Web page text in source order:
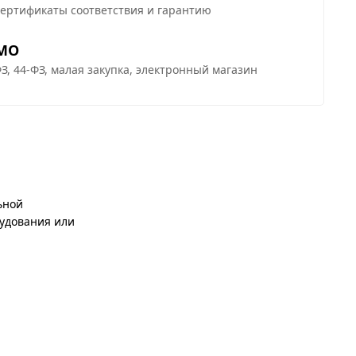
соответствия и гарантию
44-ФЗ, малая закупка, электронный магазин
или